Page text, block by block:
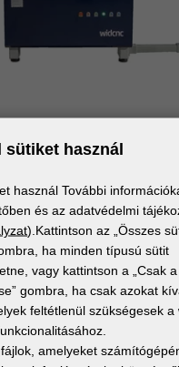
sütiket használ
használ További
és az adatvédelmi
).Kattintson az „Összes
ha minden típusú sütit
vagy kattintson a „Csak
gombra, ha csak azokat
feltétlenül szükségesek a
amelyeket